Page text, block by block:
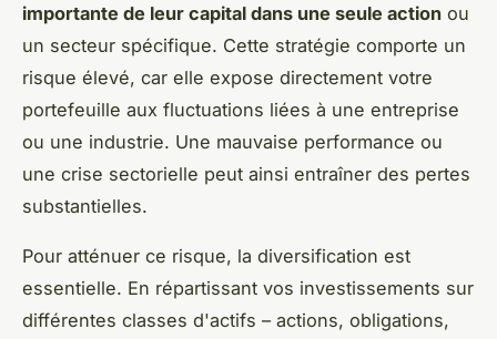
importante de leur capital dans une seule action ou
un secteur spécifique. Cette stratégie comporte un
risque élevé, car elle expose directement votre
portefeuille aux fluctuations liées à une entreprise
ou une industrie. Une mauvaise performance ou
une crise sectorielle peut ainsi entraîner des pertes
substantielles.
Pour atténuer ce risque, la diversification est
essentielle. En répartissant vos investissements sur
différentes classes d'actifs – actions, obligations,